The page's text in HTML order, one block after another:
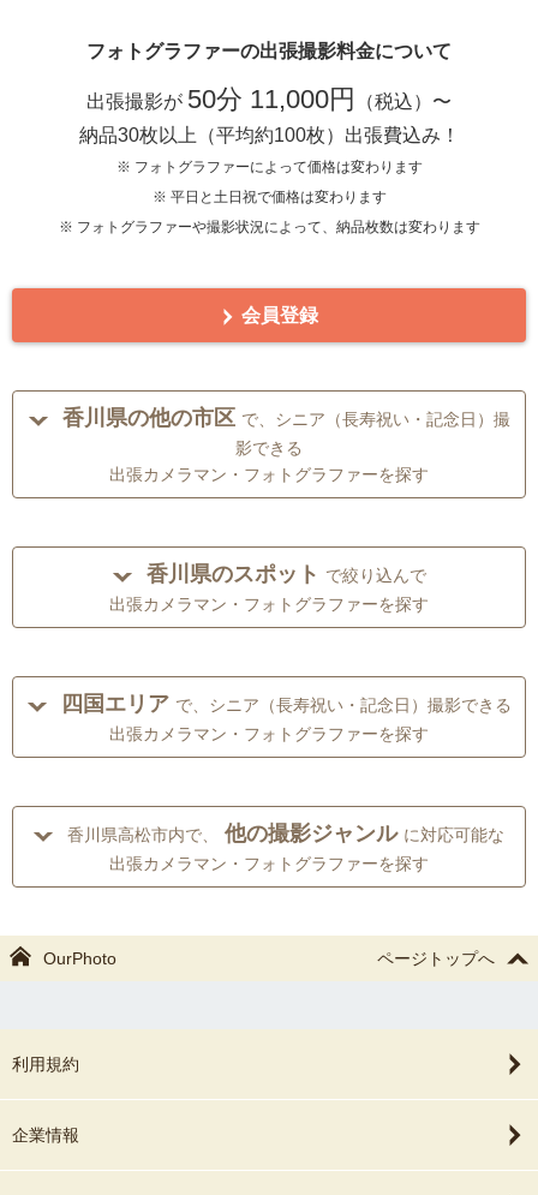
フォトグラファーの出張撮影料金について
出張撮影が 50分 11,000円
（税込）〜
納品30枚以上（平均約100枚）出張費込み！
※ フォトグラファーによって価格は変わります
※ 平日と土日祝で価格は変わります
※ フォトグラファーや撮影状況によって、納品枚数は変わります
会員登録
香川県の他の市区 で、シニア（長寿祝い・記念日）撮
影できる
出張カメラマン・フォトグラファーを探す
香川県のスポット で絞り込んで
出張カメラマン・フォトグラファーを探す
四国エリア で、シニア（長寿祝い・記念日）撮影できる
出張カメラマン・フォトグラファーを探す
香川県高松市内で、 他の撮影ジャンル に対応可能な
出張カメラマン・フォトグラファーを探す
OurPhoto ページトップへ
利用規約
企業情報